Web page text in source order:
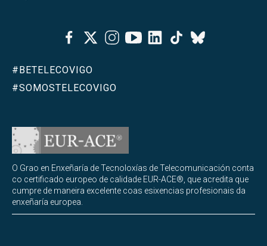
FacebookTwitterInstagramYoutubeLinkedinTiktok
Bluesky
#BETELECOVIGO
#SOMOSTELECOVIGO
O Grao en Enxeñaría de Tecnoloxías de Telecomunicación conta
co certificado europeo de calidade EUR-ACE®, que acredita que
cumpre de maneira excelente coas esixencias profesionais da
enxeñaría europea.